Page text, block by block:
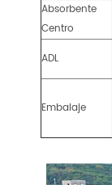
Absorbente
Centro
ADL
Embalaje